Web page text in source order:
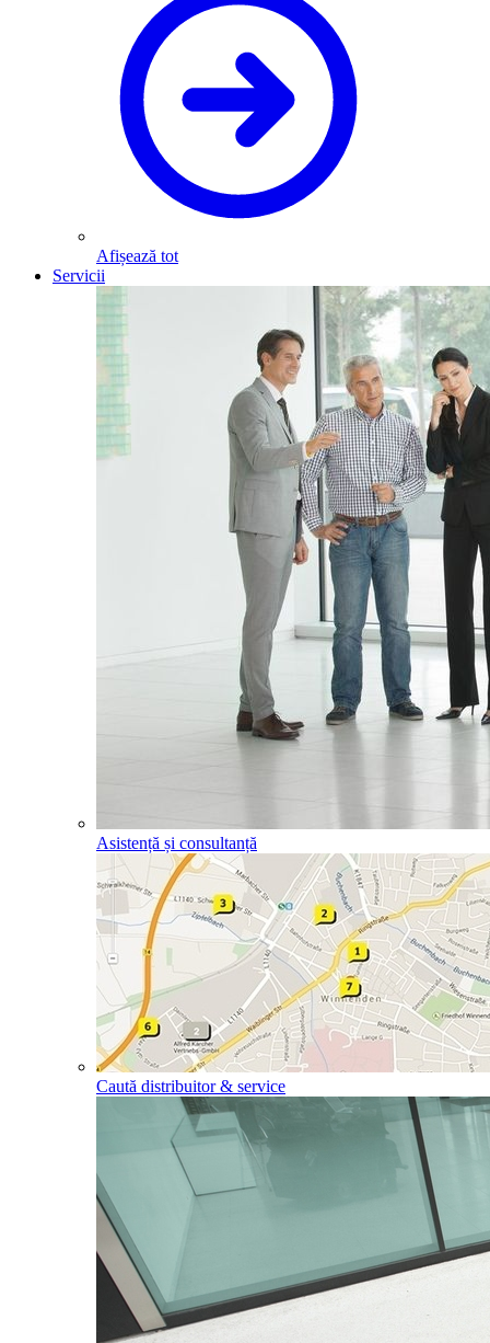
Afișează tot
Servicii
Asistență și consultanță
Caută distribuitor & service